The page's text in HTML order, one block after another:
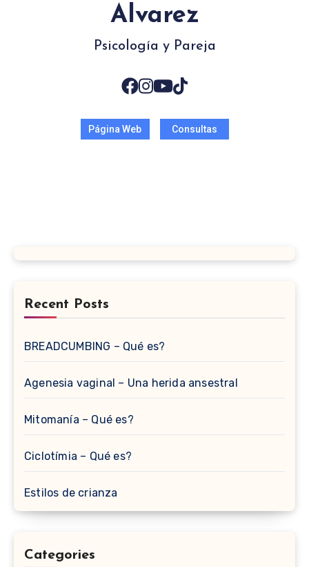
Alvarez
Psicología y Pareja
Página Web Consultas
Recent Posts
BREADCUMBING – Qué es?
Agenesia vaginal – Una herida ansestral
Mitomanía – Qué es?
Ciclotímia – Qué es?
Estilos de crianza
Categories